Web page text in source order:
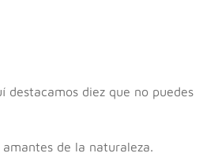
destacamos diez que no puedes
de la naturaleza.